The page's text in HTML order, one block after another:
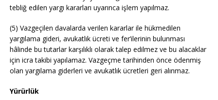
tebliğ edilen yargı kararları uyarınca işlem yapılmaz.
(5) Vazgeçilen davalarda verilen kararlar ile hükmedilen
yargılama gideri, avukatlık ücreti ve fer’ilerinin bulunması
hâlinde bu tutarlar karşılıklı olarak talep edilmez ve bu alacaklar
için icra takibi yapılamaz. Vazgeçme tarihinden önce ödenmiş
olan yargılama giderleri ve avukatlık ücretleri geri alınmaz.
Yürürlük